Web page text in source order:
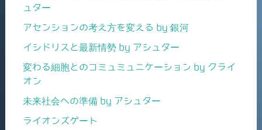
ュター
アセンションの考え方を変える by 銀河
イシドリスと最新情勢 by アシュター
変わる細胞とのコミュミュニケーション by クライ
オン
未来社会への準備 by アシュター
ライオンズゲート